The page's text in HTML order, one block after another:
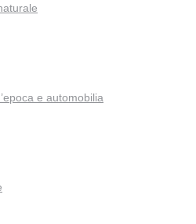
e automobilia